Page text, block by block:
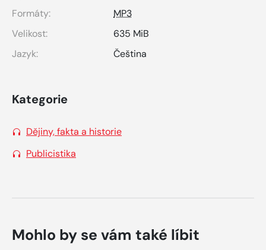
Formáty:
MP3
Velikost:
635 MiB
Jazyk:
Čeština
Kategorie
Dějiny, fakta a historie
Publicistika
Mohlo by se vám také líbit